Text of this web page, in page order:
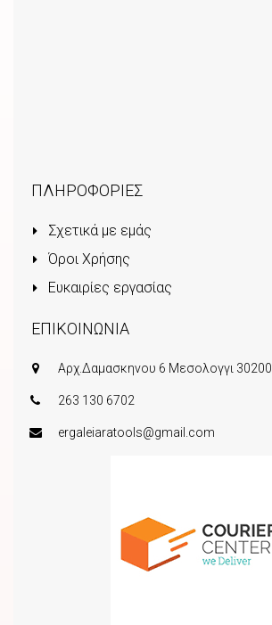
ΠΛΗΡΟΦΟΡΙΕΣ
Σχετικά με εμάς
Όροι Χρήσης
Ευκαιρίες εργασίας
ΕΠΙΚΟΙΝΩΝΙΑ
Αρχ.Δαμασκηνου 6 Μεσολογγι 30200
263 130 6702
ergaleiaratools@gmail.com